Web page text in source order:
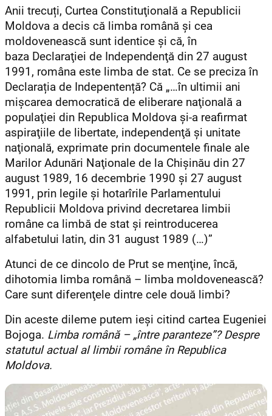
Anii trecuți, Curtea Constituţională a Republicii
Moldova a decis că limba română şi cea
moldovenească sunt identice şi că, în
baza Declaraţiei de Independenţă din 27 august
1991, româna este limba de stat. Ce se preciza în
Declarația de Indepentență? Că „…în ultimii ani
mişcarea democratică de eliberare naţională a
populaţiei din Republica Moldova şi-a reafirmat
aspiraţiile de libertate, independenţă şi unitate
naţională, exprimate prin documentele finale ale
Marilor Adunări Naţionale de la Chişinău din 27
august 1989, 16 decembrie 1990 şi 27 august
1991, prin legile şi hotarîrile Parlamentului
Republicii Moldova privind decretarea limbii
române ca limbă de stat şi reintroducerea
alfabetului latin, din 31 august 1989 (…)”
Atunci de ce dincolo de Prut se menţine, încă,
dihotomia limba română – limba moldovenească?
Care sunt diferenţele dintre cele două limbi?
Din aceste dileme putem ieşi citind cartea Eugeniei
Bojoga. Limba română – „între paranteze”? Despre
statutul actual al limbii române în Republica
Moldova.